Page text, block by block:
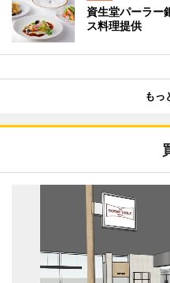
資生堂パーラー
ス料理提供
もっ